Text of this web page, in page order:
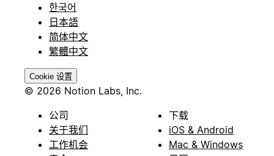
한국어
日本語
简体中文
繁體中文
Cookie 设置
© 2026 Notion Labs, Inc.
公司
关于我们
工作机会
下载
iOS & Android
Mac & Windows